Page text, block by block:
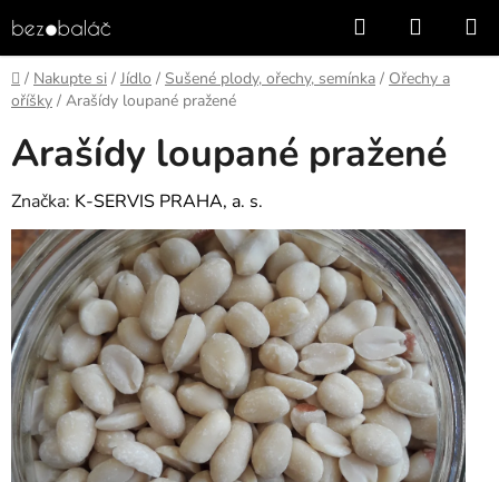
na
obsah
Hledat
KOŠÍK
Domů
/ Nakupte si / Jídlo / Sušené plody, ořechy, semínka / Ořechy a
oříšky / Arašídy loupané pražené
Arašídy loupané pražené
Značka: K-SERVIS PRAHA, a. s.